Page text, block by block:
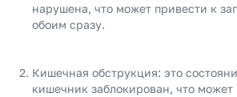
нарушена, что может привести к
обоим сразу.
Кишечная обструкция: это
кишечник заблокирован, что может